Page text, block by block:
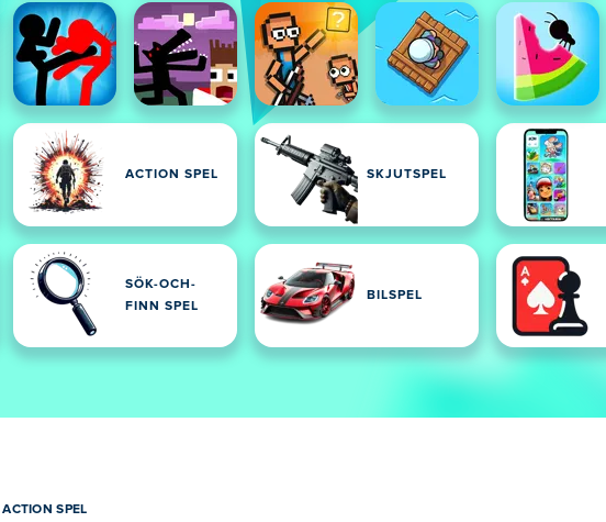
ACTION SPEL SKJUTSPEL
SÖK-OCH-
FINN SPEL
BILSPEL
ACTION SPEL